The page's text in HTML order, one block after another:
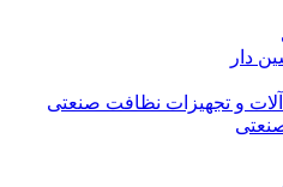
دار
و تجهیزات نظافت صنعتی